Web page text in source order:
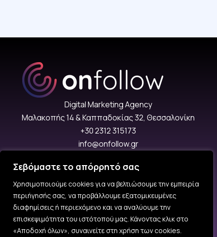
Σεβόμαστε το απόρρητό σας
Χρησιμοποιούμε cookies για να βελτιώσουμε την εμπειρία
περιήγησής σας, να προβάλλουμε εξατομικευμένες
διαφημίσεις ή περιεχόμενο και να αναλύουμε την
επισκεψιμότητα του ιστότοπού μας. Κάνοντας κλικ στο
«Αποδοχή όλων», συναινείτε στη χρήση των cookies.
Digital Marketing Agency
Μαλακοπής 14 & Καππαδοκίας 32, Θεσσαλονίκη
+30 2312 315173
info@onfollow.gr
Πολιτική Προστασίας Προσωπικών Δεδομένων
Join our Team